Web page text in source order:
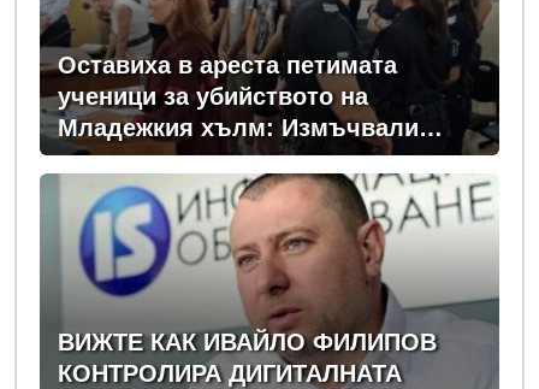
Оставиха в ареста петимата
ученици за убийството на
Младежкия хълм: Измъчвали
Георги час, гаврили се с него и го
обрали
ВИЖТЕ КАК ИВАЙЛО ФИЛИПОВ
КОНТРОЛИРА ДИГИТАЛНАТА